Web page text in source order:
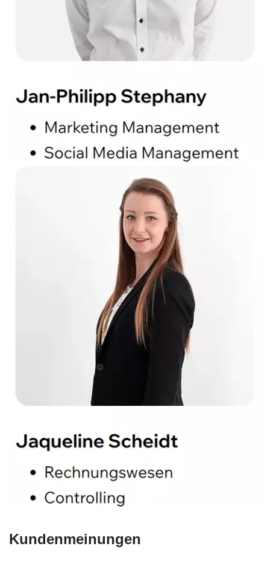
Kundenmeinungen